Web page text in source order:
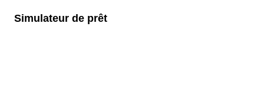
Simulateur de prêt